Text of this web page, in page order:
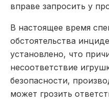
вправе запросить у
В настоящее время
обстоятельства
установлено, что
несоответствие
безопасности,
может грозить